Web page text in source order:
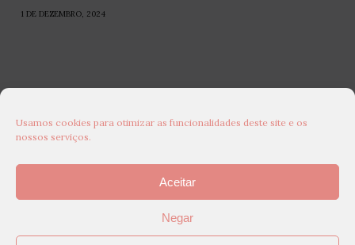
Usamos cookies para otimizar as funcionalidades deste site e os
nossos serviços.
Aceitar
Negar
1 DE DEZEMBRO, 2024